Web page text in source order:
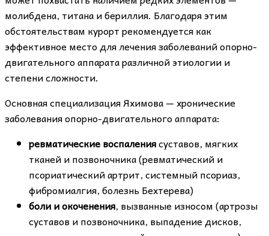
молибдена, титана и бериллия. Благодаря этим
обстоятельствам курорт рекомендуется как
эффективное место для лечения заболеваний опорно-
двигательного аппарата различной этиологии и
степени сложности.
Основная специализация Яхимова — хронические
заболевания опорно-двигательного аппарата:
ревматические воспалениясуставов, мягких
тканей и позвоночника (ревматический и
псориатический артрит, системный псориаз,
фибромиалгия, болезнь Бехтерева)
боли и окоченения, вызванные износом (артрозы
суставов и позвоночника, выпадение дисков,